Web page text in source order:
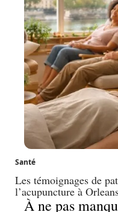
Santé
Les témoignages de
l’acupuncture à
À ne pas